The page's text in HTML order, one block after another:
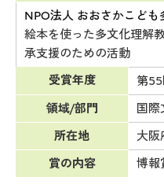
NPO法人 おおさかこども
絵本を使った多文化理解
承支援のための活動
受賞年度
第55
領域/部門
国
所在地
大阪
賞の内容
博報